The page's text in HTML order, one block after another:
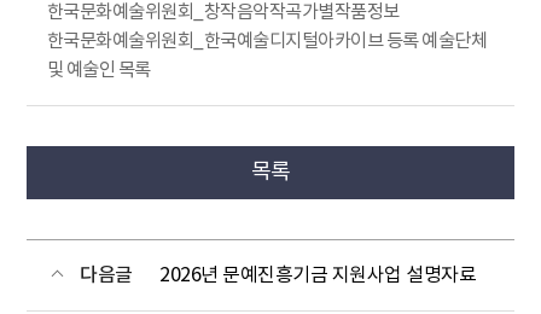
한국문화예술위원회_창작음악작곡가별작품정보
한국문화예술위원회_한국예술디지털아카이브 등록 예술단체
및 예술인 목록
목록
다음글 2026년 문예진흥기금 지원사업 설명자료